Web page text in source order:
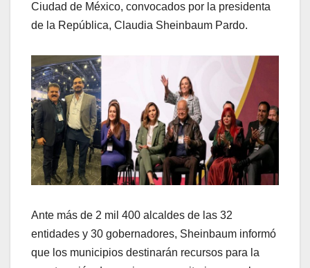
Ciudad de México, convocados por la presidenta
de la República, Claudia Sheinbaum Pardo.
Ante más de 2 mil 400 alcaldes de las 32
entidades y 30 gobernadores, Sheinbaum informó
que los municipios destinarán recursos para la